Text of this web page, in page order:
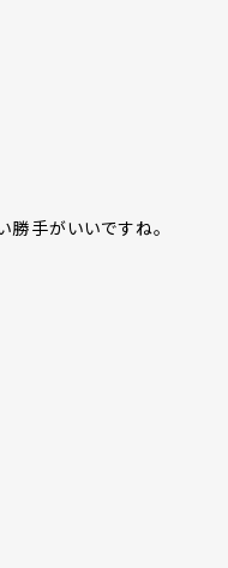
手がいいですね。